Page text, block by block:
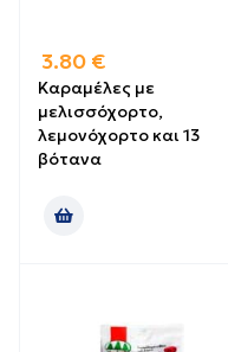
3.80 €
Καραμέλες με
μελισσόχορτο,
λεμονόχορτο και 13
βότανα